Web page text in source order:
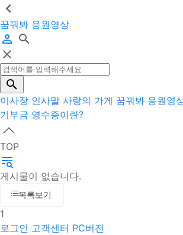
꿈꿔봐 응원영상
이사장 인사말 사랑의 가게 꿈꿔봐 응원영
기부금 영수증이란?
TOP
게시물이 없습니다.
목록보기
1
로그인 고객센터 PC버전